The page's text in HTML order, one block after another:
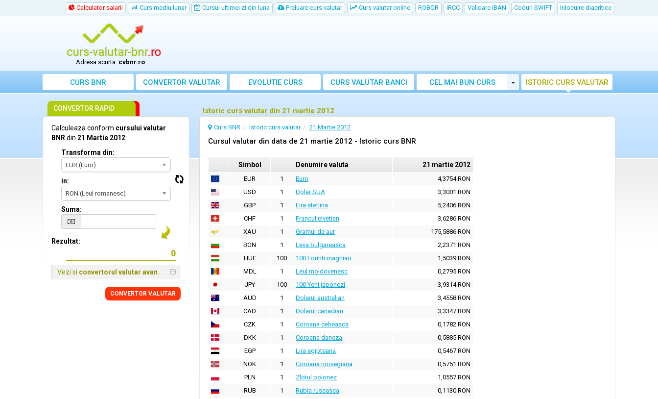
Calculator salarii Curs mediu lunar Cursul ultimei zi din luna Preluare curs valutar Curs valutar online ROBOR IRCC Validare IBAN Coduri SWIFT Inlocuire diacritice
Adresa scurta: cvbnr.ro
CURS BNR CONVERTOR VALUTAR EVOLUTIE CURS CURS VALUTAR BANCI CEL MAI BUN CURS Toggle Dropdown
ISTORIC CURS VALUTAR
Istoric curs valutar din 21 martie 2012
Curs BNR Istoric curs valutar 21 Martie 2012
Cursul valutar din data de 21 martie 2012 - Istoric curs BNR
Simbol Denumire valuta 21 martie 2012
EUR 1 Euro
4,3754 RON
USD
1 Dolar SUA
3,3001 RON
GBP
1 Lira sterlina
5,2406 RON
CHF
1 Francul elvetian
3,6286 RON
XAU
1 Gramul de aur
175,5886 RON
BGN
1 Leva bulgareasca
2,2371 RON
HUF
100 100 Forinti maghiari
1,5039 RON
MDL
1 Leul moldovenesc
0,2795 RON
JPY
100 100 Yeni japonezi
3,9314 RON
AUD
1 Dolarul australian
3,4558 RON
CAD
1 Dolarul canadian
3,3347 RON
CZK
1 Coroana ceheasca
0,1782 RON
DKK
1 Coroana daneza
0,5885 RON
EGP
1 Lira egipteana
0,5467 RON
NOK
1 Coroana norvegiana
0,5751 RON
PLN
1 Zlotul polonez
1,0557 RON
RUB
1 Rubla ruseasca
0,1130 RON
CONVERTOR RAPID
Calculeaza conform cursului valutar
BNR din 21 Martie 2012:
Transforma din:
EUR (Euro)
in:
RON (Leul romanesc)
Suma:
Rezultat:
Vezi si convertorul valutar avansat
CONVERTOR VALUTAR